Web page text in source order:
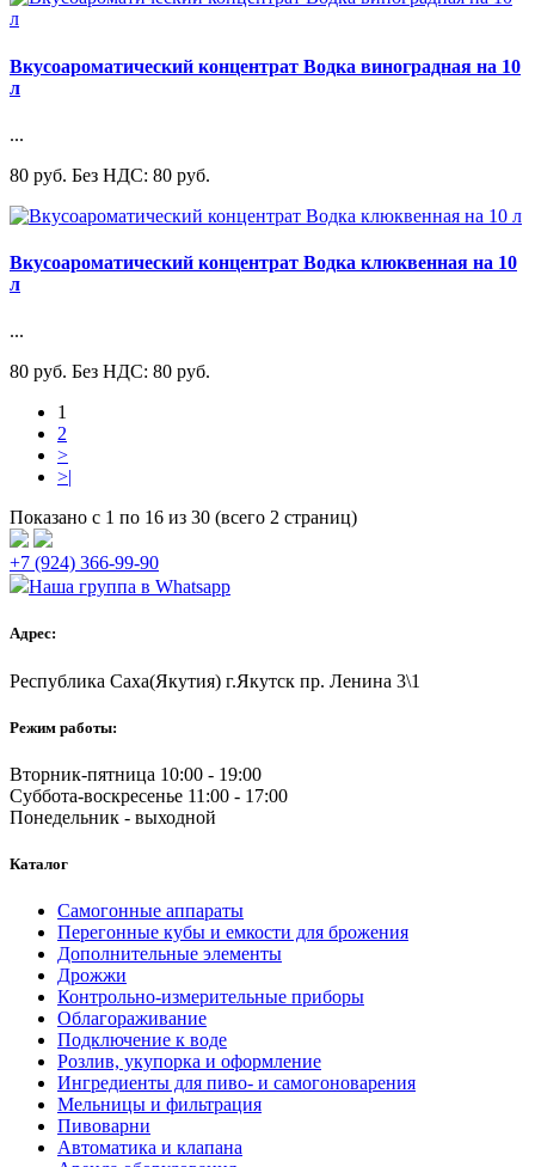
Вкусоароматический концентрат Водка виноградная на 10
л
...
80 руб. Без НДС: 80 руб.
Вкусоароматический концентрат Водка клюквенная на 10
л
...
80 руб. Без НДС: 80 руб.
1
2
>
>|
Показано с 1 по 16 из 30 (всего 2 страниц)
+7 (924) 366-99-90
Наша группа в Whatsapp
Адрес:
Республика Саха(Якутия) г.Якутск пр. Ленина 3\1
Режим работы:
Вторник-пятница 10:00 - 19:00
Суббота-воскресенье 11:00 - 17:00
Понедельник - выходной
Каталог
Самогонные аппараты
Перегонные кубы и емкости для брожения
Дополнительные элементы
Дрожжи
Контрольно-измерительные приборы
Облагораживание
Подключение к воде
Розлив, укупорка и оформление
Ингредиенты для пиво- и самогоноварения
Мельницы и фильтрация
Пивоварни
Автоматика и клапана